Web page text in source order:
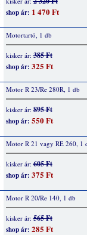
shop ár: 1 470 Ft
Motortartó, 1 db
kisker ár:385 Ft
shop ár: 325 Ft
Motor R 23/Re 280R, 1 db
kisker ár:895 Ft
shop ár: 550 Ft
Motor R 21 vagy RE 260, 1
kisker ár:605 Ft
shop ár: 375 Ft
Motor R 20/Re 140, 1 db
kisker ár:565 Ft
shop ár: 285 Ft